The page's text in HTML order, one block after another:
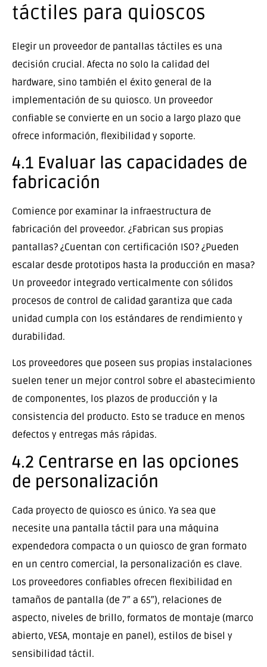
táctiles para quioscos
Elegir un proveedor de pantallas táctiles es una
decisión crucial. Afecta no solo la calidad del
hardware, sino también el éxito general de la
implementación de su quiosco. Un proveedor
confiable se convierte en un socio a largo plazo que
ofrece información, flexibilidad y soporte.
4.1 Evaluar las capacidades de
fabricación
Comience por examinar la infraestructura de
fabricación del proveedor. ¿Fabrican sus propias
pantallas? ¿Cuentan con certificación ISO? ¿Pueden
escalar desde prototipos hasta la producción en masa?
Un proveedor integrado verticalmente con sólidos
procesos de control de calidad garantiza que cada
unidad cumpla con los estándares de rendimiento y
durabilidad.
Los proveedores que poseen sus propias instalaciones
suelen tener un mejor control sobre el abastecimiento
de componentes, los plazos de producción y la
consistencia del producto. Esto se traduce en menos
defectos y entregas más rápidas.
4.2 Centrarse en las opciones
de personalización
Cada proyecto de quiosco es único. Ya sea que
necesite una pantalla táctil para una máquina
expendedora compacta o un quiosco de gran formato
en un centro comercial, la personalización es clave.
Los proveedores confiables ofrecen flexibilidad en
tamaños de pantalla (de 7″ a 65″), relaciones de
aspecto, niveles de brillo, formatos de montaje (marco
abierto, VESA, montaje en panel), estilos de bisel y
sensibilidad táctil.